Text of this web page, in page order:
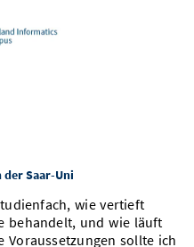
der Saar-Uni
wie vertieft
behandelt, und wie läuft
Voraussetzungen sollte ich